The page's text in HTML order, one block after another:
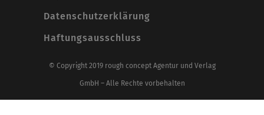
Datenschutzerklärung
Haftungsausschluss
© Copyright 2019 rough concept Agentur und Verlag
GmbH – Alle Rechte vorbehalten